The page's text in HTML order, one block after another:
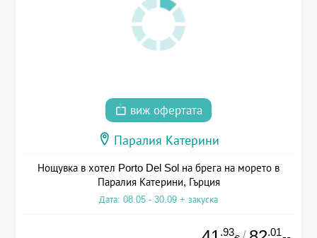
виж офертата
Паралия Катерини
Нощувка в хотел Porto Del Sol на брега на морето в
Паралия Катерини, Гърция
Дата: 08.05 - 30.09 + закуска
.93 / .01